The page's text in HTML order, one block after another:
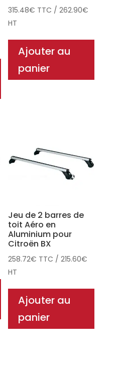
315.48€ TTC /262.90€
HT
Ajouter au
panier
Jeu de 2 barres de
toit Aéro en
Aluminium pour
Citroën BX
258.72€ TTC /215.60€
HT
Ajouter au
panier